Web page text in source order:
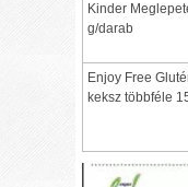
Kinder
g/darab
Enjoy Free
keksz többféle